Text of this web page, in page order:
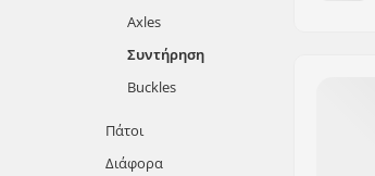
Axles
Συντήρηση
Buckles
Πάτοι
Διάφορα